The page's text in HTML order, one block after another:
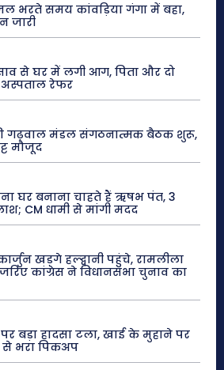
भरते समय कांवड़िया गंगा में बहा,
जारी
से घर में लगी आग, पिता और दो
रेफर
गढ़वाल मंडल संगठनात्मक बैठक शुरू,
मौजूद
घर बनाना चाहते हैं ऋषभ पंत, 3
CM धामी से मांगी मदद
खड़गे हल्द्वानी पहुंचे, रामलीला
कांग्रेस ने विधानसभा चुनाव का
बड़ा हादसा टला, खाई के मुहाने पर
से भरा पिकअप